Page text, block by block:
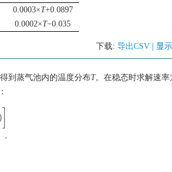
0.0003×T+0.0897
0.0002×T−0.035
下载: 导出CSV | 显
到蒸气池内的温度分布T。在稳态时求解速率
.
σ